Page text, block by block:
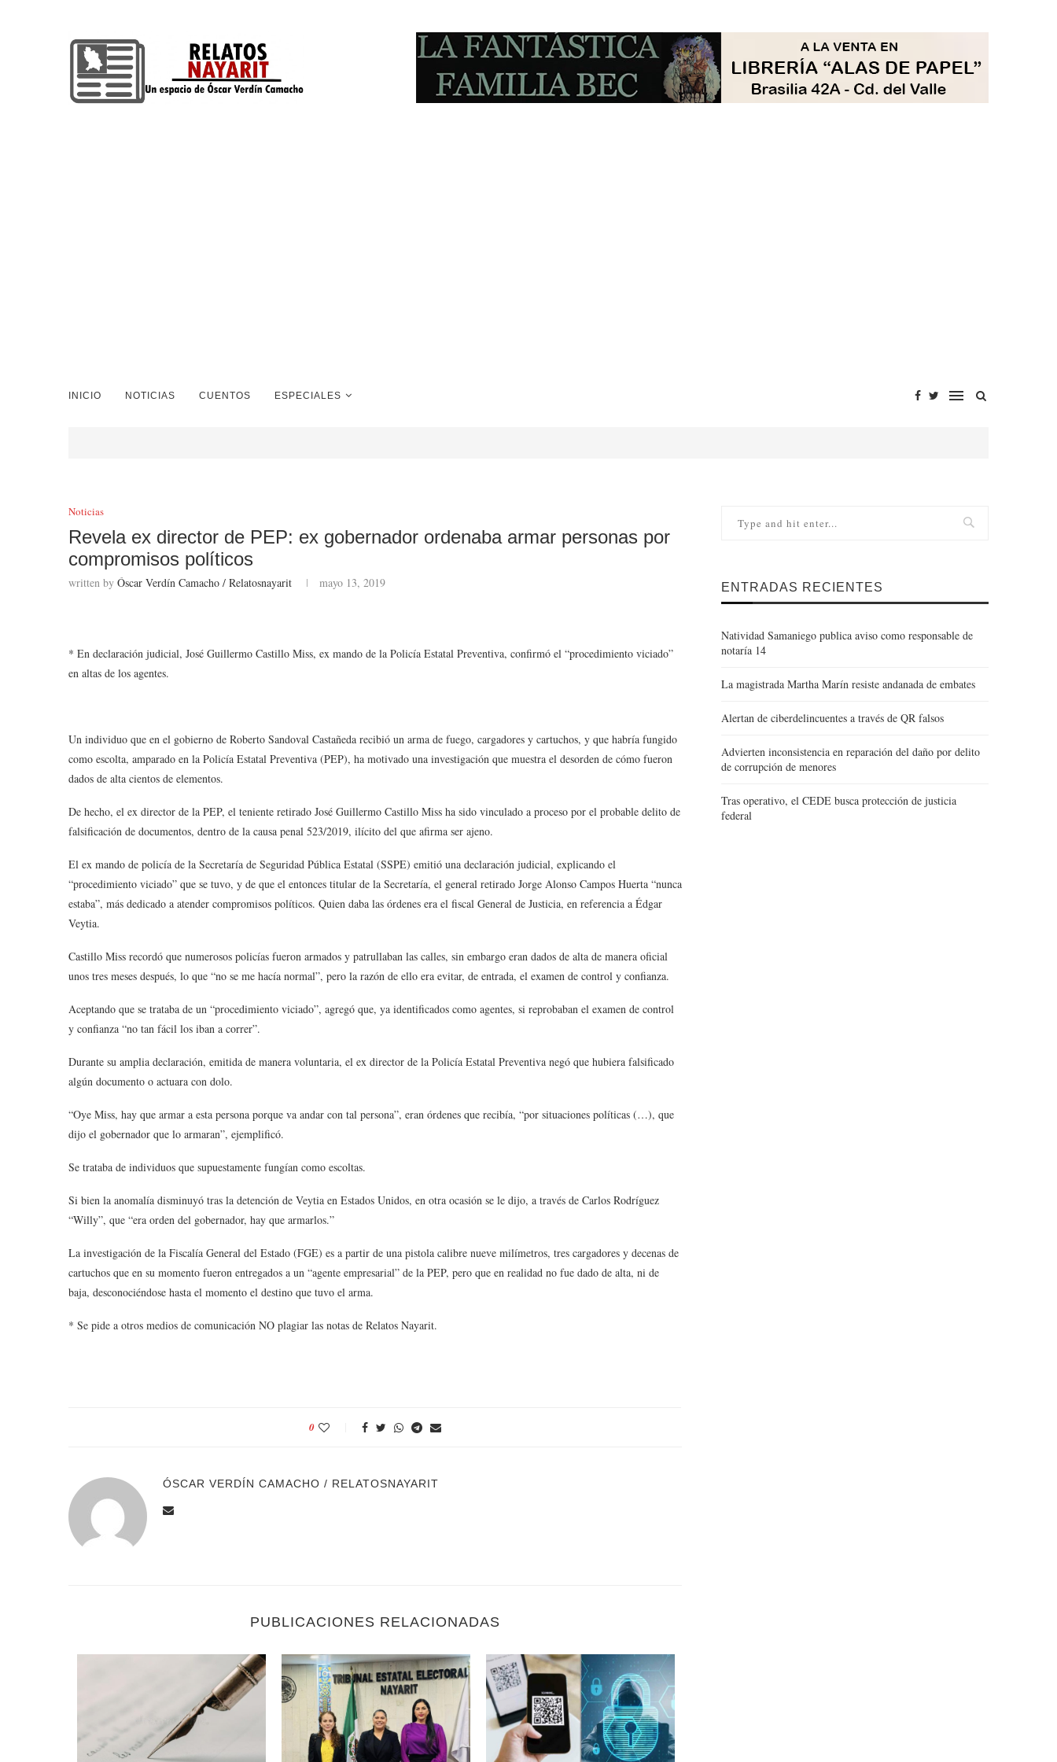
INICIO NOTICIAS CUENTOS ESPECIALES
Noticias
Revela ex director de PEP: ex gobernador ordenaba armar personas por
compromisos políticos
written by Óscar Verdín Camacho / Relatosnayarit mayo 13, 2019
* En declaración judicial, José Guillermo Castillo Miss, ex mando de la Policía Estatal Preventiva, confirmó el “procedimiento viciado”
en altas de los agentes.
Un individuo que en el gobierno de Roberto Sandoval Castañeda recibió un arma de fuego, cargadores y cartuchos, y que habría fungido
como escolta, amparado en la Policía Estatal Preventiva (PEP), ha motivado una investigación que muestra el desorden de cómo fueron
dados de alta cientos de elementos.
De hecho, el ex director de la PEP, el teniente retirado José Guillermo Castillo Miss ha sido vinculado a proceso por el probable delito de
falsificación de documentos, dentro de la causa penal 523/2019, ilícito del que afirma ser ajeno.
El ex mando de policía de la Secretaría de Seguridad Pública Estatal (SSPE) emitió una declaración judicial, explicando el
“procedimiento viciado” que se tuvo, y de que el entonces titular de la Secretaría, el general retirado Jorge Alonso Campos Huerta “nunca
estaba”, más dedicado a atender compromisos políticos. Quien daba las órdenes era el fiscal General de Justicia, en referencia a Édgar
Veytia.
Castillo Miss recordó que numerosos policías fueron armados y patrullaban las calles, sin embargo eran dados de alta de manera oficial
unos tres meses después, lo que “no se me hacía normal”, pero la razón de ello era evitar, de entrada, el examen de control y confianza.
Aceptando que se trataba de un “procedimiento viciado”, agregó que, ya identificados como agentes, si reprobaban el examen de control
y confianza “no tan fácil los iban a correr”.
Durante su amplia declaración, emitida de manera voluntaria, el ex director de la Policía Estatal Preventiva negó que hubiera falsificado
algún documento o actuara con dolo.
“Oye Miss, hay que armar a esta persona porque va andar con tal persona”, eran órdenes que recibía, “por situaciones políticas (…), que
dijo el gobernador que lo armaran”, ejemplificó.
Se trataba de individuos que supuestamente fungían como escoltas.
Si bien la anomalía disminuyó tras la detención de Veytia en Estados Unidos, en otra ocasión se le dijo, a través de Carlos Rodríguez
“Willy”, que “era orden del gobernador, hay que armarlos.”
La investigación de la Fiscalía General del Estado (FGE) es a partir de una pistola calibre nueve milímetros, tres cargadores y decenas de
cartuchos que en su momento fueron entregados a un “agente empresarial” de la PEP, pero que en realidad no fue dado de alta, ni de
baja, desconociéndose hasta el momento el destino que tuvo el arma.
* Se pide a otros medios de comunicación NO plagiar las notas de Relatos Nayarit.
0
ÓSCAR VERDÍN CAMACHO / RELATOSNAYARIT
PUBLICACIONES RELACIONADAS
ENTRADAS RECIENTES
Natividad Samaniego publica aviso como responsable de
notaría 14
La magistrada Martha Marín resiste andanada de embates
Alertan de ciberdelincuentes a través de QR falsos
Advierten inconsistencia en reparación del daño por delito
de corrupción de menores
Tras operativo, el CEDE busca protección de justicia
federal